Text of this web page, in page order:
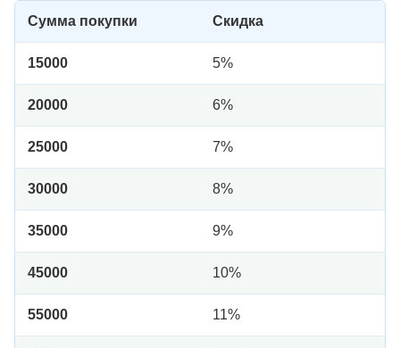
Сумма покупки Скидка
15000 5%
20000 6%
25000 7%
30000 8%
35000 9%
45000 10%
55000 11%